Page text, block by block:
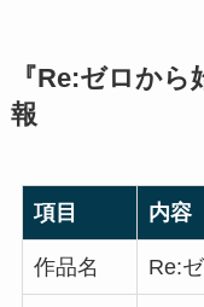
『Re:ゼロか
報
項目 内容
作品名 Re: